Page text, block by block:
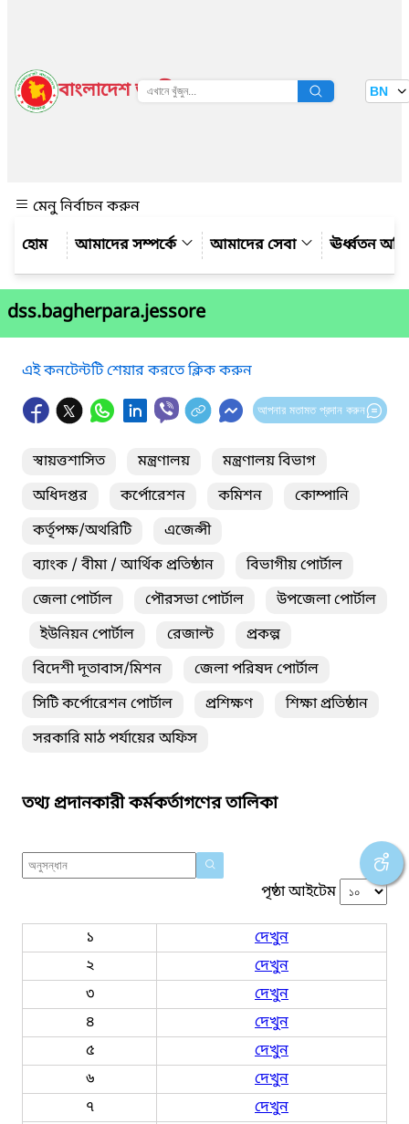
বাংলাদেশ জাতীয় তথ্য বাতায়ন BN
মেনু নির্বাচন করুন
আমাদের সম্পর্কে
আমাদের সেবা ঊর্ধ্বতন
dss.bagherpara.jessore
এই কনটেন্টটি শেয়ার করতে ক্লিক করুন
আপনার মতামত প্রদান করুন
স্বায়ত্তশাসিত মন্ত্রণালয়
মন্ত্রণালয় বিভাগ
অধিদপ্তর
কর্পোরেশন কমিশন
কোম্পানি
কর্তৃপক্ষ/অথরিটি
এজেন্সী
ব্যাংক / বীমা / আর্থিক প্রতিষ্ঠান
বিভাগীয় পোর্টাল
জেলা পোর্টাল
পৌরসভা পোর্টাল
উপজেলা পোর্টাল
ইউনিয়ন পোর্টাল
রেজাল্ট
প্রকল্প
বিদেশী দূতাবাস/মিশন
জেলা পরিষদ পোর্টাল
সিটি কর্পোরেশন পোর্টাল
প্রশিক্ষণ
শিক্ষা প্রতিষ্ঠান
সরকারি মাঠ পর্যায়ের অফিস
তথ্য প্রদানকারী কর্মকর্তাগণের তালিকা
পৃষ্ঠা আইটেম
১
দেখুন
২
দেখুন
৩
দেখুন
৪
দেখুন
৫
দেখুন
৬
দেখুন
৭
দেখুন